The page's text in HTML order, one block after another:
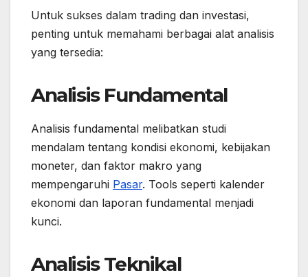
Untuk sukses dalam trading dan investasi,
penting untuk memahami berbagai alat analisis
yang tersedia:
Analisis Fundamental
Analisis fundamental melibatkan studi
mendalam tentang kondisi ekonomi, kebijakan
moneter, dan faktor makro yang
mempengaruhi Pasar. Tools seperti kalender
ekonomi dan laporan fundamental menjadi
kunci.
Analisis Teknikal